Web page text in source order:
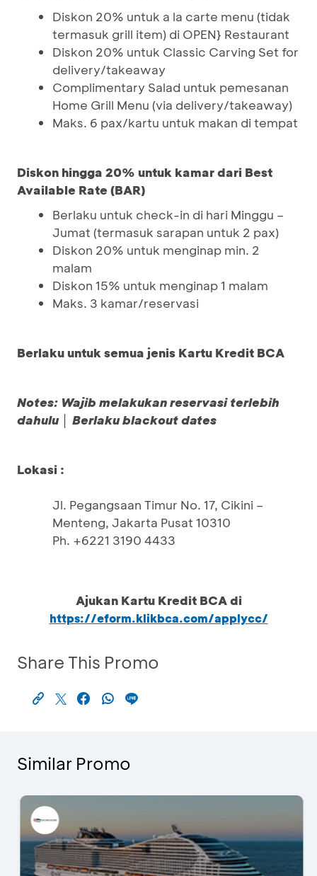
Diskon 20% untuk a la carte menu (tidak
termasuk grill item) di OPEN} Restaurant
Diskon 20% untuk Classic Carving Set for
delivery/takeaway
Complimentary Salad untuk pemesanan
Home Grill Menu (via delivery/takeaway)
Maks. 6 pax/kartu untuk makan di tempat
Diskon hingga 20% untuk kamar dari Best
Available Rate (BAR)
Berlaku untuk check-in di hari Minggu –
Jumat (termasuk sarapan untuk 2 pax)
Diskon 20% untuk menginap min. 2
malam
Diskon 15% untuk menginap 1 malam
Maks. 3 kamar/reservasi
Berlaku untuk semua jenis Kartu Kredit BCA
Notes: Wajib melakukan reservasi terlebih
dahulu │ Berlaku blackout dates
Lokasi :
Jl. Pegangsaan Timur No. 17, Cikini –
Menteng, Jakarta Pusat 10310
Ph. +6221 3190 4433
Ajukan Kartu Kredit BCA di
https://eform.klikbca.com/applycc/
Share This Promo
Similar Promo